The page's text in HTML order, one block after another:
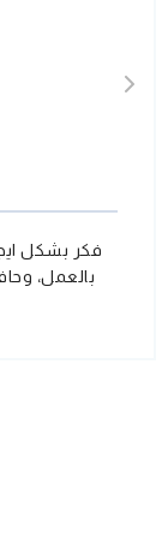
فكر بشكل
بالعمل،